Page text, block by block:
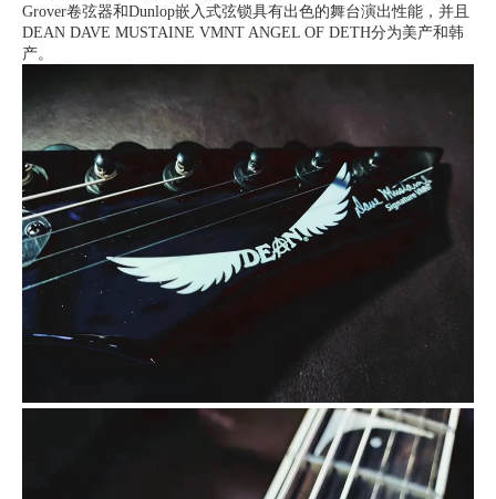
Grover卷弦器和Dunlop嵌入式弦锁具有出色的舞台演出性能，并且
DEAN DAVE MUSTAINE VMNT ANGEL OF DETH分为美产和韩
产。